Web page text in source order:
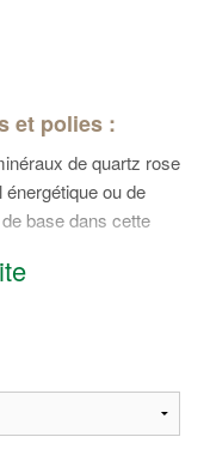
et polies :
de quartz rose
ou de
base dans cette
rose sous l'oreiller